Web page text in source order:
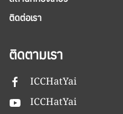
ติดต่อเรา
ติดตามเรา
ICCHatYai
ICCHatYai